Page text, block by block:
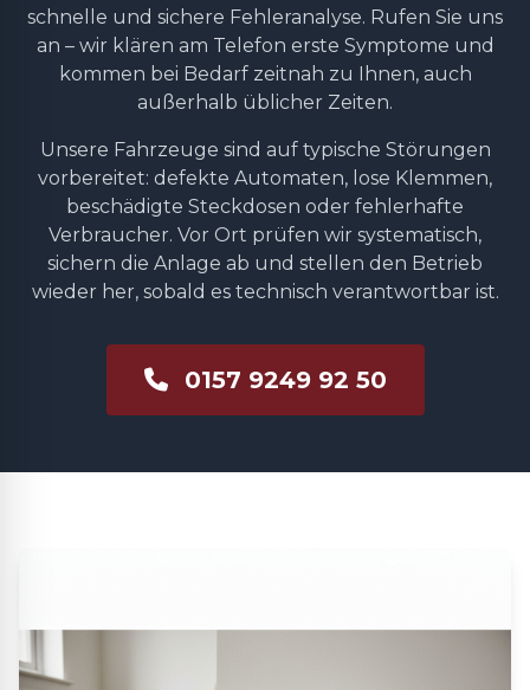
schnelle und sichere Fehleranalyse. Rufen Sie uns
an – wir klären am Telefon erste Symptome und
kommen bei Bedarf zeitnah zu Ihnen, auch
außerhalb üblicher Zeiten.
Unsere Fahrzeuge sind auf typische Störungen
vorbereitet: defekte Automaten, lose Klemmen,
beschädigte Steckdosen oder fehlerhafte
Verbraucher. Vor Ort prüfen wir systematisch,
sichern die Anlage ab und stellen den Betrieb
wieder her, sobald es technisch verantwortbar ist.
0157 9249 92 50